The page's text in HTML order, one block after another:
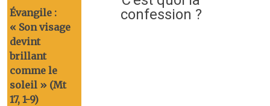
Évangile :
« Son visage
devint
brillant
comme le
soleil » (Mt
17, 1-9)
confession ?